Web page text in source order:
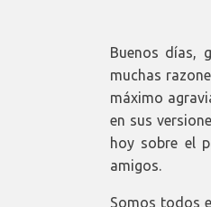
Buenos días,
muchas
máximo
en sus
hoy sobre el
amigos.
Somos todos